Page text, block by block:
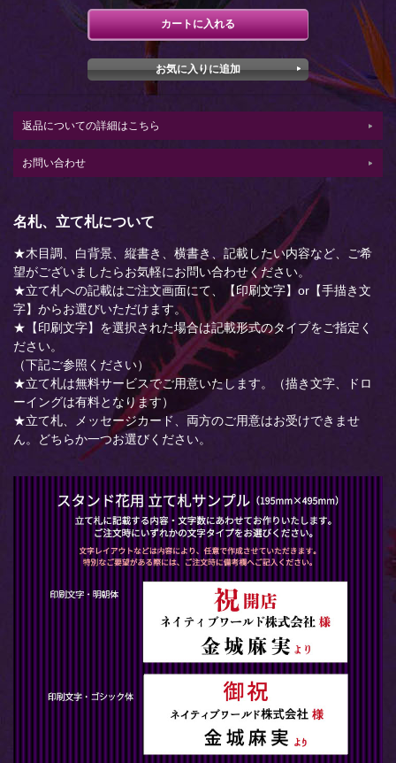
返品についての詳細はこちら
お問い合わせ
名札、立て札について
★木目調、白背景、縦書き、横書き、記載したい内容など、ご希
望がございましたらお気軽にお問い合わせください。
★立て札への記載はご注文画面にて、【印刷文字】or【手描き文
字】からお選びいただけます。
★【印刷文字】を選択された場合は記載形式のタイプをご指定く
ださい。
（下記ご参照ください）
★立て札は無料サービスでご用意いたします。（描き文字、ドロ
ーイングは有料となります）
★立て札、メッセージカード、両方のご用意はお受けできませ
ん。どちらか一つお選びください。